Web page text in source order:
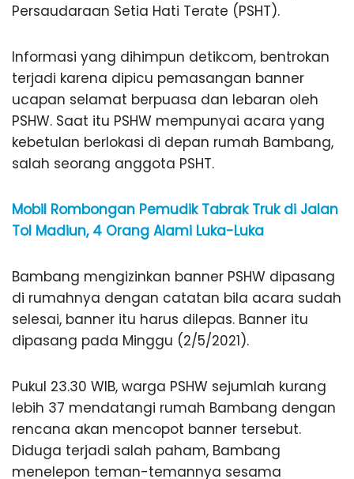
Persaudaraan Setia Hati Terate (PSHT).
Informasi yang dihimpun detikcom, bentrokan
terjadi karena dipicu pemasangan banner
ucapan selamat berpuasa dan lebaran oleh
PSHW. Saat itu PSHW mempunyai acara yang
kebetulan berlokasi di depan rumah Bambang,
salah seorang anggota PSHT.
Mobil Rombongan Pemudik Tabrak Truk di Jalan
Tol Madiun, 4 Orang Alami Luka-Luka
Bambang mengizinkan banner PSHW dipasang
di rumahnya dengan catatan bila acara sudah
selesai, banner itu harus dilepas. Banner itu
dipasang pada Minggu (2/5/2021).
Pukul 23.30 WIB, warga PSHW sejumlah kurang
lebih 37 mendatangi rumah Bambang dengan
rencana akan mencopot banner tersebut.
Diduga terjadi salah paham, Bambang
menelepon teman-temannya sesama